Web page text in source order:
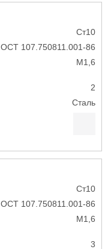
Ст10
ОСТ 107.750811.001-86
М1,6
2
Сталь
Ст10
ОСТ 107.750811.001-86
М1,6
3